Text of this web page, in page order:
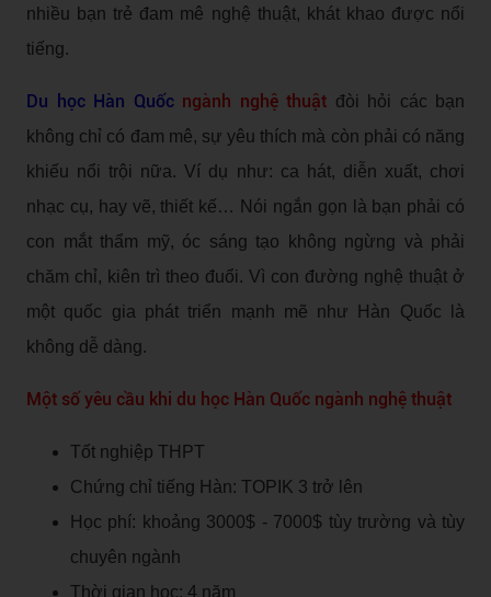
nhiều bạn trẻ đam mê nghệ thuật, khát khao được nổi
tiếng.
Du học Hàn Quốcngành nghệ thuật đòi hỏi các bạn
không chỉ có đam mê, sự yêu thích mà còn phải có năng
khiếu nổi trội nữa. Ví dụ như: ca hát, diễn xuất, chơi
nhạc cụ, hay vẽ, thiết kế… Nói ngắn gọn là bạn phải có
con mắt thẩm mỹ, óc sáng tạo không ngừng và phải
chăm chỉ, kiên trì theo đuổi. Vì con đường nghệ thuật ở
một quốc gia phát triển mạnh mẽ như Hàn Quốc là
không dễ dàng.
Một số yêu cầu khi du học Hàn Quốc ngành nghệ thuật
Tốt nghiệp THPT
Chứng chỉ tiếng Hàn: TOPIK 3 trở lên
Học phí: khoảng 3000$ - 7000$ tùy trường và tùy
chuyên ngành
Thời gian học: 4 năm